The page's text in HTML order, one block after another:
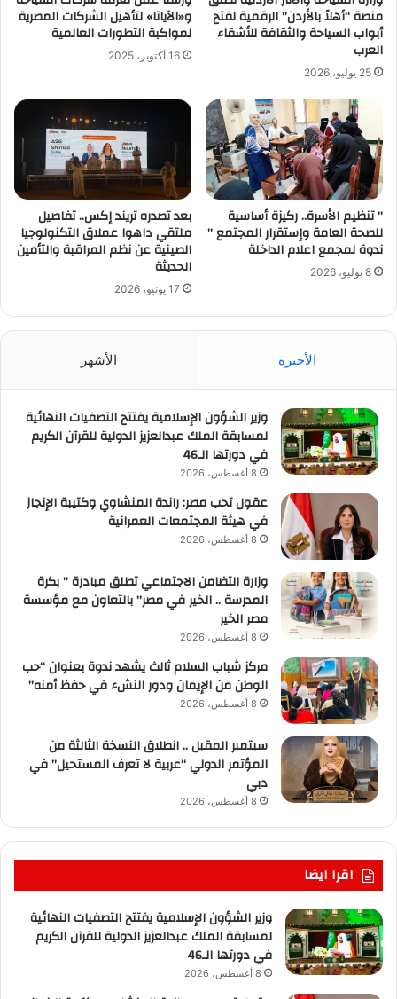
منصة “أهلاً بالأردن” الرقمية لفتح
أبواب السياحة والثقافة للأشقاء
العرب
25 يوليو، 2026
و«الآياتا» لتأهيل الشركات المصرية
لمواكبة التطورات العالمية
16 أكتوبر، 2025
” تنظيم الأسرة.. ركيزة أساسية
للصحة العامة وإستقرار المجتمع ”
ندوة لمجمع اعلام الداخلة
8 يوليو، 2026
بعد تصدره تريند إكس.. تفاصيل
ملتقي داهوا عملاق التكنولوجيا
الصينية عن نظم المراقبة والتأمين
الحديثة
17 يونيو، 2026
الأخيرة الأشهر
وزير الشؤون الإسلامية يفتتح التصفيات النهائية
لمسابقة الملك عبدالعزيز الدولية للقرآن الكريم
في دورتها الـ46
8 أغسطس، 2026
عقول تحب مصر: راندة المنشاوي وكتيبة الإنجاز
في هيئة المجتمعات العمرانية
8 أغسطس، 2026
وزارة التضامن الاجتماعي تطلق مبادرة ” بكرة
المدرسة .. الخير في مصر” بالتعاون مع مؤسسة
مصر الخير
8 أغسطس، 2026
مركز شباب السلام ثالث يشهد ندوة بعنوان “حب
الوطن من الإيمان ودور النشء في حفظ أمنه”
8 أغسطس، 2026
سبتمبر المقبل .. انطلاق النسخة الثالثة من
المؤتمر الدولي “عربية لا تعرف المستحيل” في
دبي
8 أغسطس، 2026
اقرا ايضا
وزير الشؤون الإسلامية يفتتح التصفيات النهائية
لمسابقة الملك عبدالعزيز الدولية للقرآن الكريم
في دورتها الـ46
8 أغسطس، 2026